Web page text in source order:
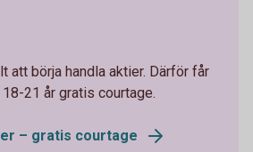
att börja handla aktier. Därför får
21 år gratis courtage.
– gratis courtage